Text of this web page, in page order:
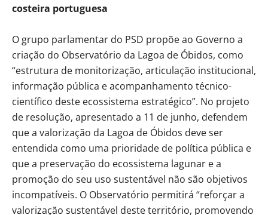
costeira portuguesa
O grupo parlamentar do PSD propõe ao Governo a
criação do Observatório da Lagoa de Óbidos, como
“estrutura de monitorização, articulação institucional,
informação pública e acompanhamento técnico-
científico deste ecossistema estratégico”. No projeto
de resolução, apresentado a 11 de junho, defendem
que a valorização da Lagoa de Óbidos deve ser
entendida como uma prioridade de política pública e
que a preservação do ecossistema lagunar e a
promoção do seu uso sustentável não são objetivos
incompatíveis. O Observatório permitirá “reforçar a
valorização sustentável deste território, promovendo